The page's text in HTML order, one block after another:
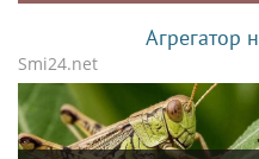
Агрегатор
Smi24.net